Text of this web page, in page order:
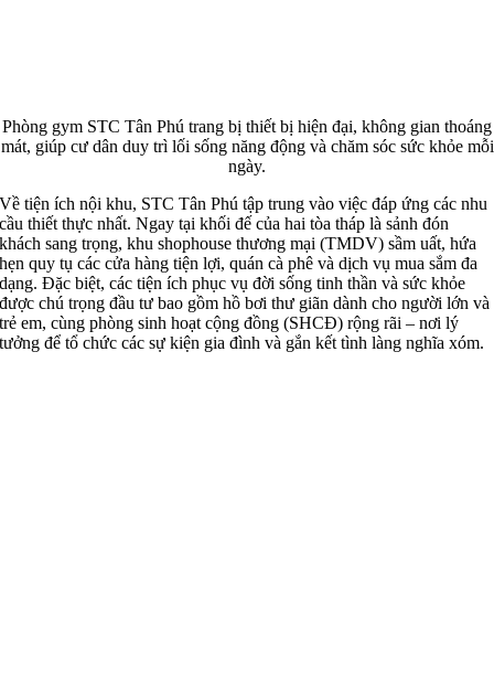
Phòng gym STC Tân Phú trang bị thiết bị hiện đại, không gian thoáng
mát, giúp cư dân duy trì lối sống năng động và chăm sóc sức khỏe mỗi
ngày.
Về tiện ích nội khu, STC Tân Phú tập trung vào việc đáp ứng các nhu
cầu thiết thực nhất. Ngay tại khối đế của hai tòa tháp là sảnh đón
khách sang trọng, khu shophouse thương mại (TMDV) sầm uất, hứa
hẹn quy tụ các cửa hàng tiện lợi, quán cà phê và dịch vụ mua sắm đa
dạng. Đặc biệt, các tiện ích phục vụ đời sống tinh thần và sức khỏe
được chú trọng đầu tư bao gồm hồ bơi thư giãn dành cho người lớn và
trẻ em, cùng phòng sinh hoạt cộng đồng (SHCĐ) rộng rãi – nơi lý
tưởng để tổ chức các sự kiện gia đình và gắn kết tình làng nghĩa xóm.